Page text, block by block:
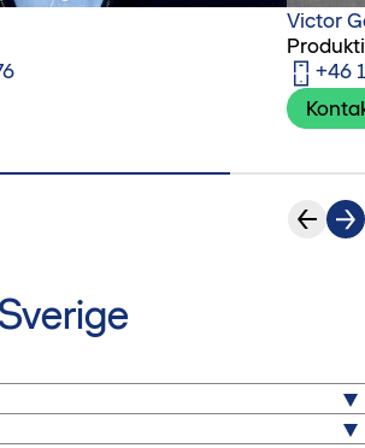
Victor
+46
största byggbolag. Här kan du